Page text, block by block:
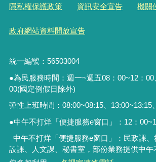
隱私權保護政策 資訊安全宣告 機關
政府網站資料開放宣告
統一編號：56503004
●為民服務時間：週一~週五08：00~12：00
00(國定例假日除外)
彈性上班時間：08:00~08:15、13:00~13:15
●中午不打烊「便捷服務e窗口」： 12：
中午不打烊「便捷服務e窗口」：民政課
設課、人文課、秘書室， 部份業務提供中午